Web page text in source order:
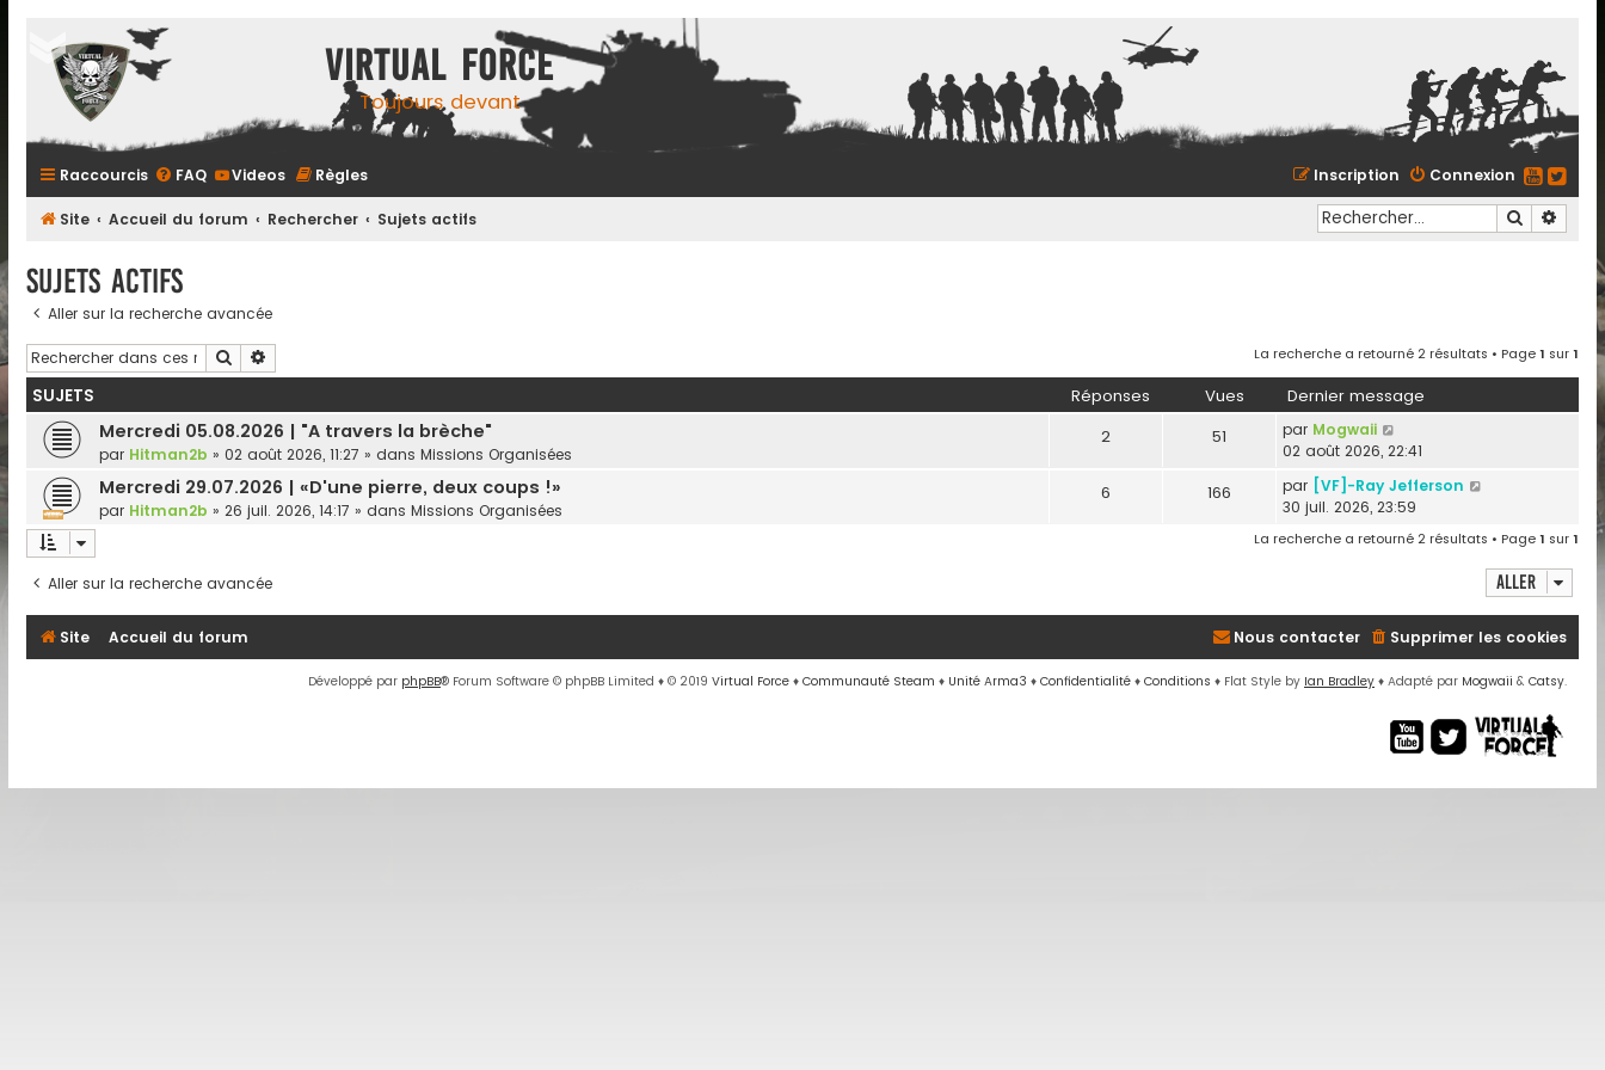
Virtual Force
Toujours devant
Raccourcis FAQ Videos Règles Connexion
Inscription
Site Accueil du forum Rechercher Sujets actifs
Sujets actifs
Aller sur la recherche avancée
Rechercher La recherche a retourné 2 résultats • Page1 sur1
SUJETS Réponses Vues Dernier message
Mercredi 05.08.2026 | "A travers la brèche"
par Hitman2b » 02 août 2026, 11:27 » dans Missions Organisées
2 51 par Mogwaii
02 août 2026, 22:41
Mercredi 29.07.2026 | «D'une pierre, deux coups !»
par Hitman2b » 26 juil. 2026, 14:17 » dans Missions Organisées
6 166 par [VF]-Ray Jefferson
30 juil. 2026, 23:59
La recherche a retourné 2 résultats • Page1 sur1
Aller sur la recherche avancée Aller
Site Accueil du forum Supprimer les cookies
Nous contacter
Développé par phpBB® Forum Software © phpBB Limited ♦ © 2019 Virtual Force ♦ Communauté Steam ♦ Unité Arma3 ♦ Confidentialité ♦ Conditions ♦ Flat Style by Ian Bradley ♦ Adapté par Mogwaii & Catsy.